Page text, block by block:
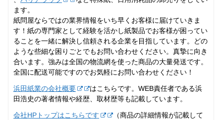
ます。
紙問屋ならではの業界情報をいち早くお客様に届けていきま
す！紙の専門家として経験を活かし紙製品でお客様が困ってい
ることを一緒に解決し信頼される企業を目指しています。どの
ような些細な困りごとでもお問い合わせください。真摯に向き
合います。強みは全国の物流網を使った商品の大量発送です。
全国に配送可能ですのでお気軽にお問い合わせください！
浜田紙業の会社概要
はこちらです。WEB責任者である浜
田浩史の著者情報や経歴、取材歴等も記載しています。
会社HPトップはこちらです
（商品の詳細情報が記載して